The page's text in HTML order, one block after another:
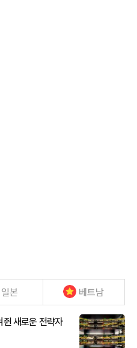
일본 베트남
새로운 전략자